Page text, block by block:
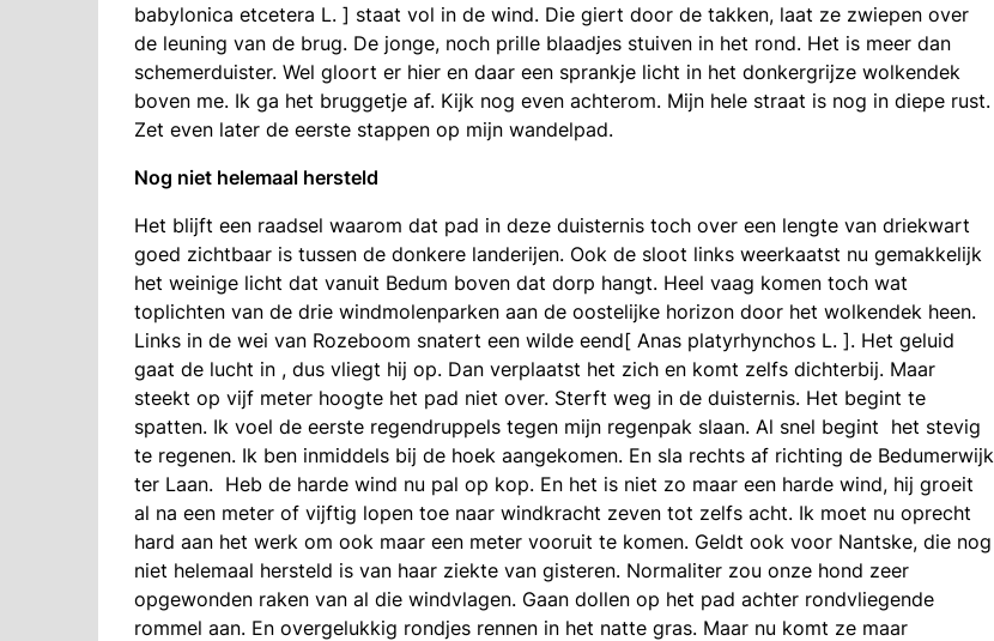
babylonica etcetera L. ] staat vol in de wind. Die giert door de takken, laat ze zwiepen over
de leuning van de brug. De jonge, noch prille blaadjes stuiven in het rond. Het is meer dan
schemerduister. Wel gloort er hier en daar een sprankje licht in het donkergrijze wolkendek
boven me. Ik ga het bruggetje af. Kijk nog even achterom. Mijn hele straat is nog in diepe rust.
Zet even later de eerste stappen op mijn wandelpad.
Nog niet helemaal hersteld
Het blijft een raadsel waarom dat pad in deze duisternis toch over een lengte van driekwart
goed zichtbaar is tussen de donkere landerijen. Ook de sloot links weerkaatst nu gemakkelijk
het weinige licht dat vanuit Bedum boven dat dorp hangt. Heel vaag komen toch wat
toplichten van de drie windmolenparken aan de oostelijke horizon door het wolkendek heen.
Links in de wei van Rozeboom snatert een wilde eend[ Anas platyrhynchos L. ]. Het geluid
gaat de lucht in , dus vliegt hij op. Dan verplaatst het zich en komt zelfs dichterbij. Maar
steekt op vijf meter hoogte het pad niet over. Sterft weg in de duisternis. Het begint te
spatten. Ik voel de eerste regendruppels tegen mijn regenpak slaan. Al snel begint het stevig
te regenen. Ik ben inmiddels bij de hoek aangekomen. En sla rechts af richting de Bedumerwijk
ter Laan. Heb de harde wind nu pal op kop. En het is niet zo maar een harde wind, hij groeit
al na een meter of vijftig lopen toe naar windkracht zeven tot zelfs acht. Ik moet nu oprecht
hard aan het werk om ook maar een meter vooruit te komen. Geldt ook voor Nantske, die nog
niet helemaal hersteld is van haar ziekte van gisteren. Normaliter zou onze hond zeer
opgewonden raken van al die windvlagen. Gaan dollen op het pad achter rondvliegende
rommel aan. En overgelukkig rondjes rennen in het natte gras. Maar nu komt ze maar